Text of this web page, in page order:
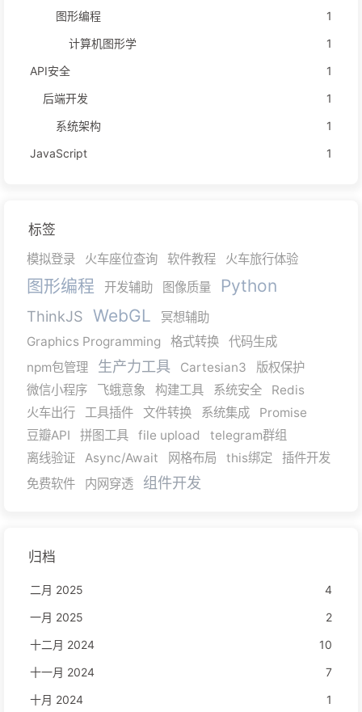
图形编程
1
计算机图形学
1
API安全
1
后端开发
1
系统架构
1
JavaScript
1
标签
模拟登录 火车座位查询 软件教程 火车旅行体验
图形编程 开发辅助 图像质量 Python
ThinkJS WebGL
冥想辅助
Graphics Programming
格式转换
代码生成
npm包管理
生产力工具 Cartesian3
版权保护
微信小程序
飞蛾意象 构建工具 系统安全
Redis
火车出行
工具插件 文件转换 系统集成
Promise
豆瓣API
拼图工具 file upload
telegram群组
离线验证
Async/Await 网格布局 this绑定
插件开发
免费软件
内网穿透 组件开发
归档
二月 2025
4
一月 2025
2
十二月 2024
10
十一月 2024
7
十月 2024
1